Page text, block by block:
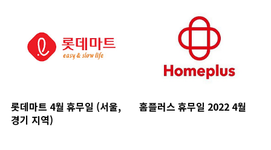
롯데마트 4월 휴무일 (서울,
경기 지역)
홈플러스 휴무일 2022 4월